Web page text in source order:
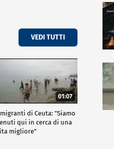
VEDI TUTTI
01:07
di Ceuta: "Siamo
qui in cerca di una
migliore"